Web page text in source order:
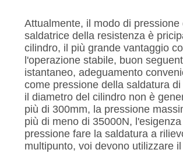
Attualmente, il modo di pressione
saldatrice della resistenza è
cilindro, il più grande vantaggio
l'operazione stabile, buon
istantaneo, adeguamento
come pressione della saldatura
il diametro del cilindro non è
più di 300mm, la pressione
più di meno di 35000N,
pressione fare la saldatura a
multipunto, voi devono utilizzare